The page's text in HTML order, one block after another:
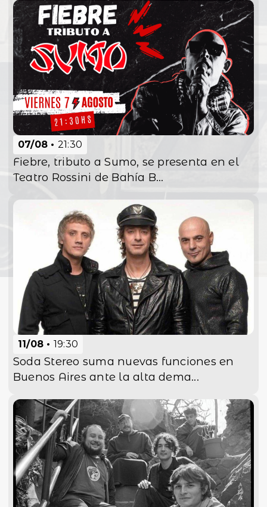
07/08 21:30
Fiebre, tributo a Sumo, se presenta en el
Teatro Rossini de Bahía B...
11/08 19:30
Soda Stereo suma nuevas funciones en
Buenos Aires ante la alta dema...